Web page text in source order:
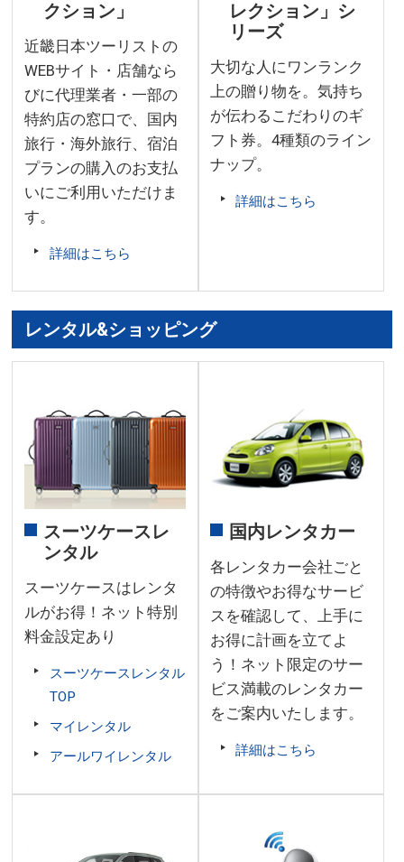
クション」
近畿日本ツーリストの
WEBサイト・店舗なら
びに代理業者・一部の
特約店の窓口で、国内
旅行・海外旅行、宿泊
プランの購入のお支払
いにご利用いただけま
す。
詳細はこちら
レクション」シ
リーズ
大切な人にワンランク
上の贈り物を。気持ち
が伝わるこだわりのギ
フト券。4種類のライン
ナップ。
詳細はこちら
レンタル&ショッピング
スーツケースレ
ンタル
スーツケースはレンタ
ルがお得！ネット特別
料金設定あり
スーツケースレンタル
TOP
マイレンタル
アールワイレンタル
国内レンタカー
各レンタカー会社ごと
の特徴やお得なサービ
スを確認して、上手に
お得に計画を立てよ
う！ネット限定のサー
ビス満載のレンタカー
をご案内いたします。
詳細はこちら